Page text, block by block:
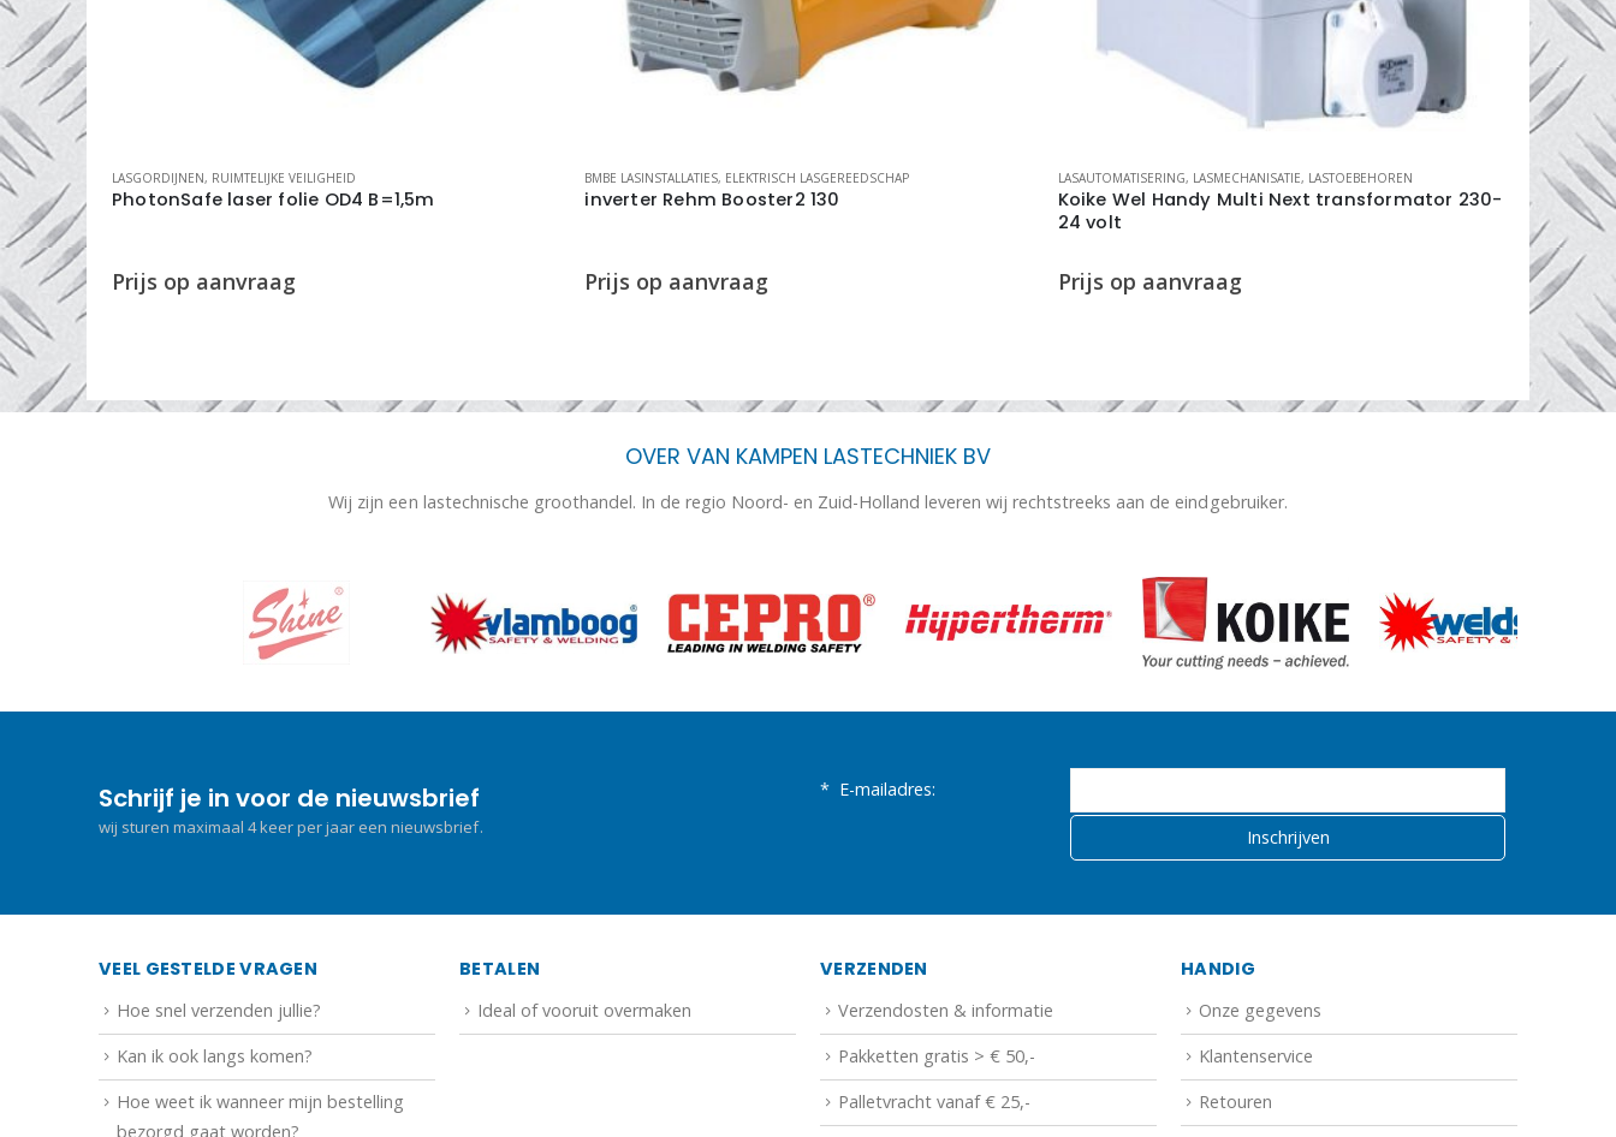
LASGORDIJNEN, RUIMTELIJKE VEILIGHEID
PhotonSafe laser folie OD4 B=1,5m
BMBE LASINSTALLATIES, ELEKTRISCH LASGEREEDSCHAP
inverter Rehm Booster2 130
LASAUTOMATISERING, LASMECHANISATIE, LASTOEBEHOREN
Koike Wel Handy Multi Next transformator 230-
24 volt
BMBE
inverter
OVER VAN KAMPEN LASTECHNIEK BV
Wij zijn een lastechnische groothandel. In de regio Noord- en Zuid-Holland leveren wij rechtstreeks aan de eindgebruiker.
Schrijf je in voor de nieuwsbrief
wij sturen maximaal 4 keer per jaar een nieuwsbrief.
* E-mailadres:
VEEL GESTELDE VRAGEN
Hoe snel verzenden jullie?
Kan ik ook langs komen?
Hoe weet ik wanneer mijn bestelling
bezorgd gaat worden?
BETALEN
Ideal of vooruit overmaken
VERZENDEN
Verzendosten & informatie
Pakketten gratis > € 50,-
Palletvracht vanaf € 25,-
HANDIG
Onze gegevens
Klantenservice
Retouren